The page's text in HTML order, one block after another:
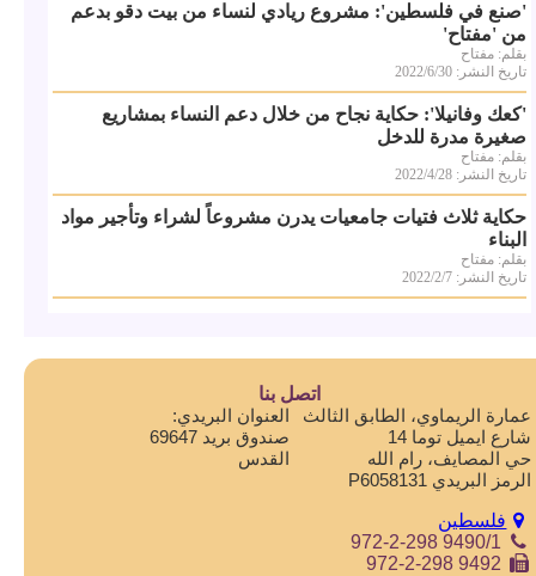
'صنع في فلسطين': مشروع ريادي لنساء من بيت دقو بدعم
من 'مفتاح'
بقلم: مفتاح
تاريخ النشر: 2022/6/30
'كعك وفانيلا': حكاية نجاح من خلال دعم النساء بمشاريع
صغيرة مدرة للدخل
بقلم: مفتاح
تاريخ النشر: 2022/4/28
حكاية ثلاث فتيات جامعيات يدرن مشروعاً لشراء وتأجير مواد
البناء
بقلم: مفتاح
تاريخ النشر: 2022/2/7
اتصل بنا
العنوان البريدي:
صندوق بريد 69647
القدس
عمارة الريماوي، الطابق الثالث
شارع ايميل توما 14
حي المصايف، رام الله
الرمز البريدي P6058131
فلسطين
972-2-298 9490/1
972-2-298 9492